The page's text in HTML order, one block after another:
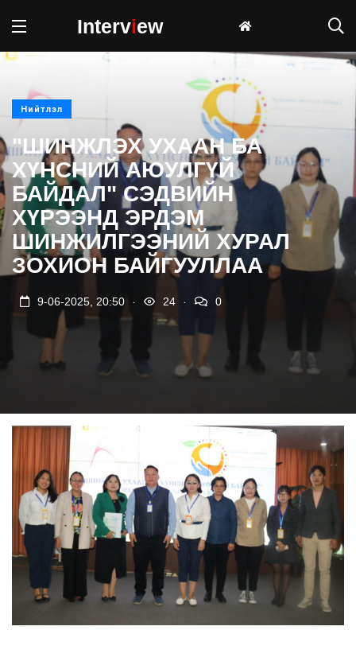
Interview
Нийтлэл
"ШИНЖЛЭХ УХААН БА
ХҮНСНИЙ АЮУЛГҮЙ
БАЙДАЛ" СЭДВИЙН
ХҮРЭЭНД ЭРДЭМ
ШИНЖИЛГЭЭНИЙ ХУРАЛ
ЗОХИОН БАЙГУУЛЛАА
9-06-2025, 20:50 24 0